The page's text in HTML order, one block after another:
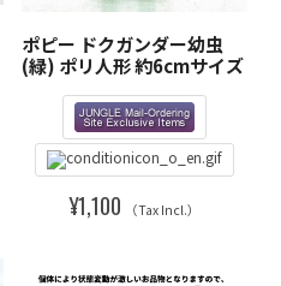
ポピー ドクガンダー幼虫
(緑) ポリ人形 約6cmサイズ
¥1,100 （Tax Incl.）